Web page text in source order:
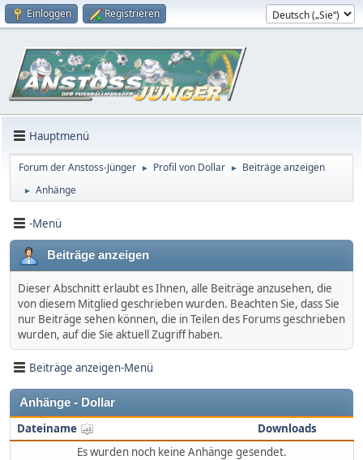
Einloggen Registrieren
Hauptmenü
Forum der Anstoss-Jünger ► Profil von Dollar ► Beiträge anzeigen
► Anhänge
-Menü
Beiträge anzeigen
Dieser Abschnitt erlaubt es Ihnen, alle Beiträge anzusehen, die
von diesem Mitglied geschrieben wurden. Beachten Sie, dass Sie
nur Beiträge sehen können, die in Teilen des Forums geschrieben
wurden, auf die Sie aktuell Zugriff haben.
Beiträge anzeigen-Menü
Anhänge - Dollar
Dateiname
Downloads
Es wurden noch keine Anhänge gesendet.